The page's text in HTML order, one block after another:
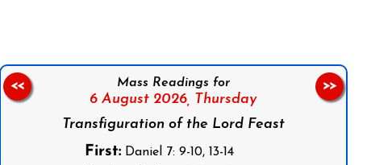
Mass Readings for
6 August 2026, Thursday
Transfiguration of the Lord Feast
First: Daniel 7: 9-10, 13-14
<< >>